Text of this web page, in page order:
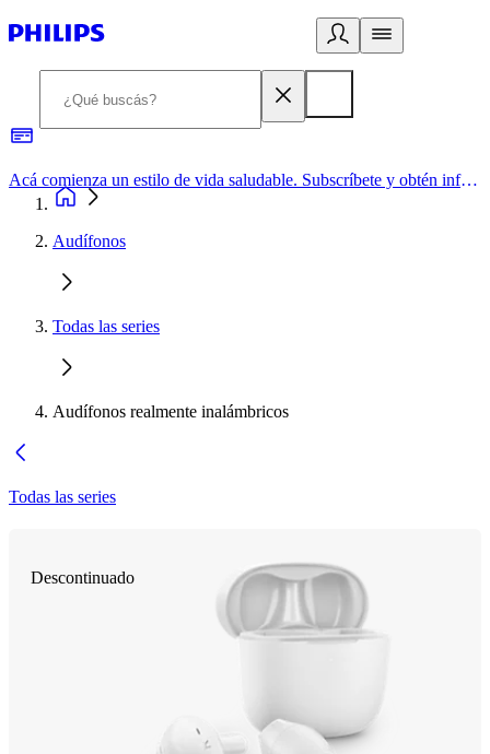
Acá comienza un estilo de vida saludable. Subscríbete y obtén información de primera mano
Audífonos
Todas las series
Audífonos realmente inalámbricos
Todas las series
Descontinuado